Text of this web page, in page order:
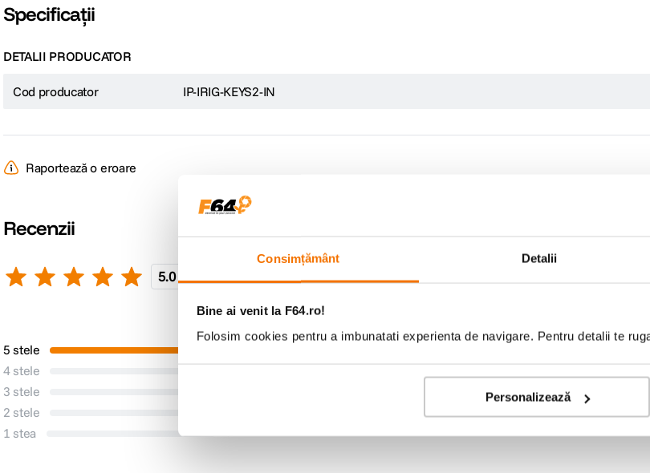
Consimțământ Detalii
Bine ai venit la F64.ro!
Folosim cookies pentru a imbunatati experienta de navigare. Pentru detalii te
Personalizează
Specificații
DETALII PRODUCATOR
Cod producator IP-IRIG-KEYS2-IN
Raportează o eroare
Recenzii
5.0 1 recenzie Scrie o recenzie
5 stele
4 stele
3 stele
2 stele
1 stea
Pro
Niciun Pro Niciun Contra